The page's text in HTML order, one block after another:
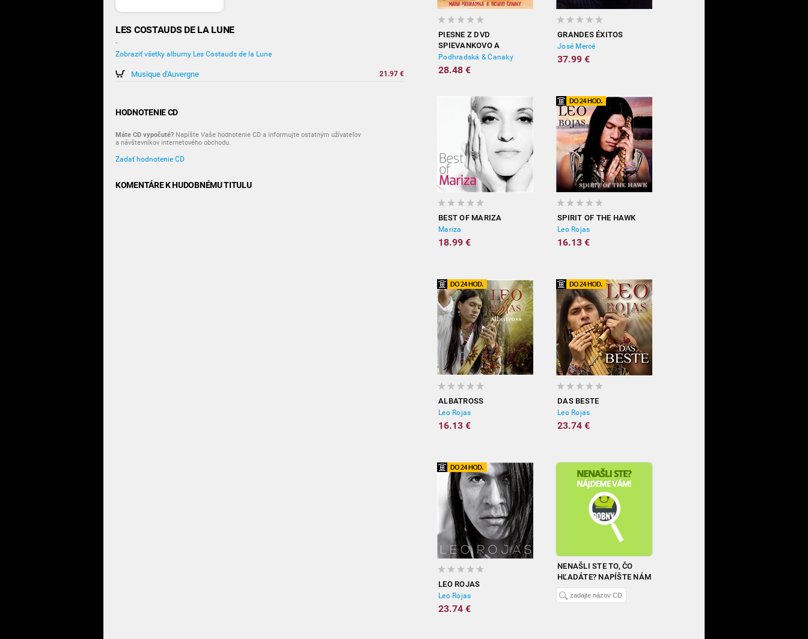
LES COSTAUDS DE LA LUNE
-
Zobraziť všetky albumy Les Costauds de la Lune
Musique d'Auvergne 21.97 €
HODNOTENIE CD
Máte CD vypočuté? Napíšte Vaše hodnotenie CD a informujte ostatným užívateľov
a návštevníkov internetového obchodu.
Zadať hodnotenie CD
KOMENTÁRE K HUDOBNÉMU TITULU
PIESNE Z DVD
SPIEVANKOVO A
SPIEVANKOVO 2
Podhradská & Čanaky
28.48 €
GRANDES ÉXITOS
José Mercé
37.99 €
BEST OF MARIZA
Mariza
18.99 €
SPIRIT OF THE HAWK
Leo Rojas
16.13 €
ALBATROSS
Leo Rojas
16.13 €
DAS BESTE
Leo Rojas
23.74 €
LEO ROJAS
Leo Rojas
23.74 €
NENAŠLI STE TO, ČO
HĽADÁTE? NAPÍŠTE NÁM